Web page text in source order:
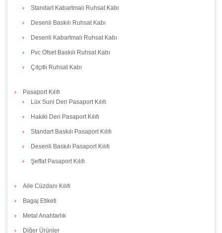
Standart Kabartmalı Ruhsat Kabı
Desenli Baskılı Ruhsat Kabı
Desenli Kabartmalı Ruhsat Kabı
Pvc Ofset Baskılı Ruhsat Kabı
Çıtçıtlı Ruhsat Kabı
Pasaport Kılıfı
Lüx Suni Deri Pasaport Kılıfı
Hakiki Deri Pasaport Kılıfı
Standart Baskılı Pasaport Kılıfı
Desenli Baskılı Pasaport Kılıfı
Şeffaf Pasaport Kılıfı
Aile Cüzdanı Kılıfı
Bagaj Etiketi
Metal Anahtarlık
Diğer Ürünler